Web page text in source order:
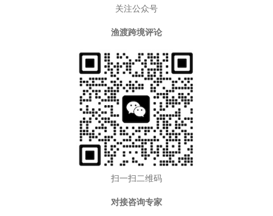
关注公众号
渔渡跨境评论
扫一扫二维码
对接咨询专家